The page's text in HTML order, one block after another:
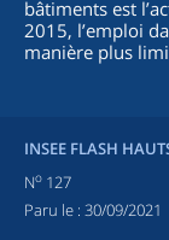
bâtiments est
2015, l’emploi
manière plus
INSEE FLASH
No 127
Paru le : 30/09/2021